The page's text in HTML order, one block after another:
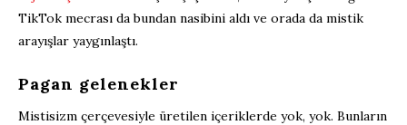
TikTok mecrası da bundan nasibini aldı ve orada da mistik
arayışlar yaygınlaştı.
Pagan gelenekler
Mistisizm çerçevesiyle üretilen içeriklerde yok, yok. Bunların